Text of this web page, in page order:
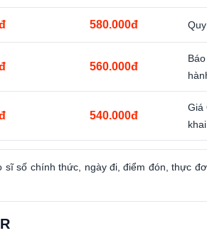
580.000đ
560.000đ
540.000đ
Giá
sĩ số chính thức, ngày đi, điểm đón, thực